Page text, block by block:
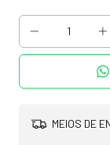
MEIOS DE